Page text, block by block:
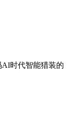
AI时代智能猎装的